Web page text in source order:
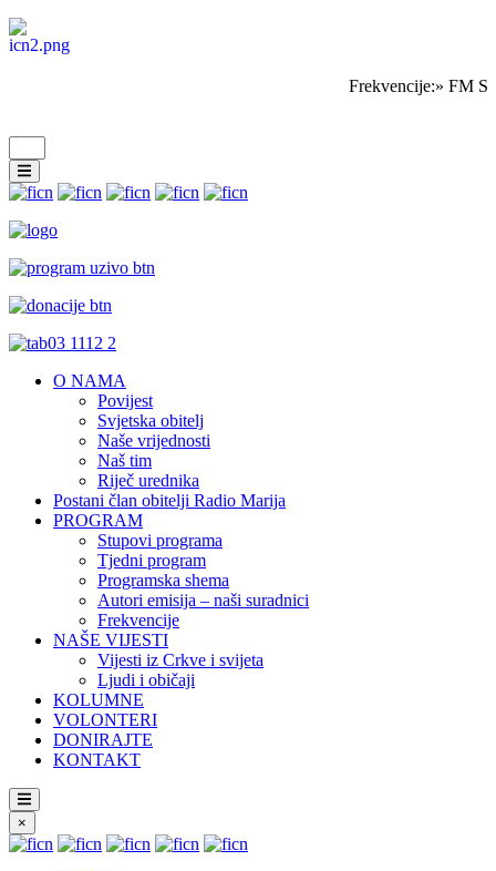
Frekvencije:» FM
O NAMA
Povijest
Svjetska obitelj
Naše vrijednosti
Naš tim
Riječ urednika
Postani član obitelji Radio Marija
PROGRAM
Stupovi programa
Tjedni program
Programska shema
Autori emisija – naši suradnici
Frekvencije
NAŠE VIJESTI
Vijesti iz Crkve i svijeta
Ljudi i običaji
KOLUMNE
VOLONTERI
DONIRAJTE
KONTAKT
×